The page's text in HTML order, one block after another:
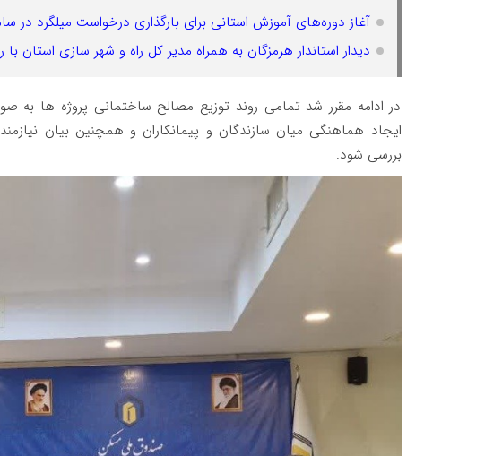
آغاز دوره‌های آموزش استانی برای بارگذاری درخواست میلگرد در
دیدار استاندار هرمزگان به همراه مدیر کل راه و شهر سازی
در ادامه مقرر شد تمامی روند توزیع مصالح ساختمانی پروژه ها به
ایجاد هماهنگی میان سازندگان و پیمانکاران و همچنین بیان
بررسی شود.